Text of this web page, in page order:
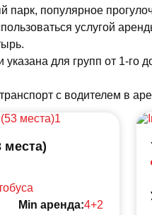
популярное
услугой
указана для групп от 1-го
с водителем в
места)
Min аренда:4+2